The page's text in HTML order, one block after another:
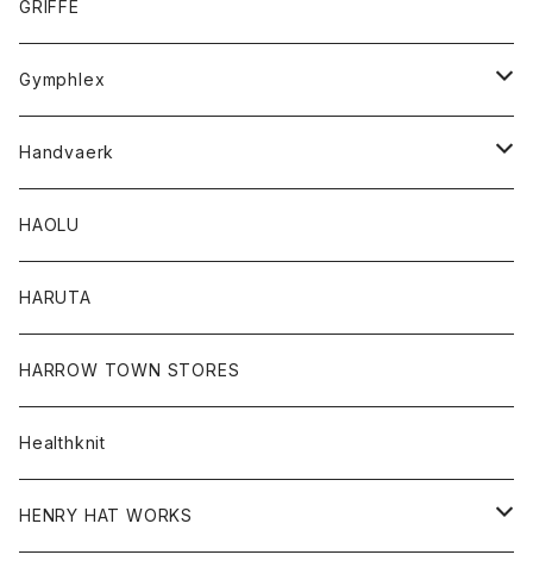
Tシャツ
GRIFFE
Gymphlex
アウター
カーディガン
コート
トップス
シャツ
スウェット
レディース
カーディガン
コート
ボトム
パンツ
Handvaerk
トップス
Tシャツ
ロンTEE
HAOLU
HARUTA
HARROW TOWN STORES
Healthknit
HENRY HAT WORKS